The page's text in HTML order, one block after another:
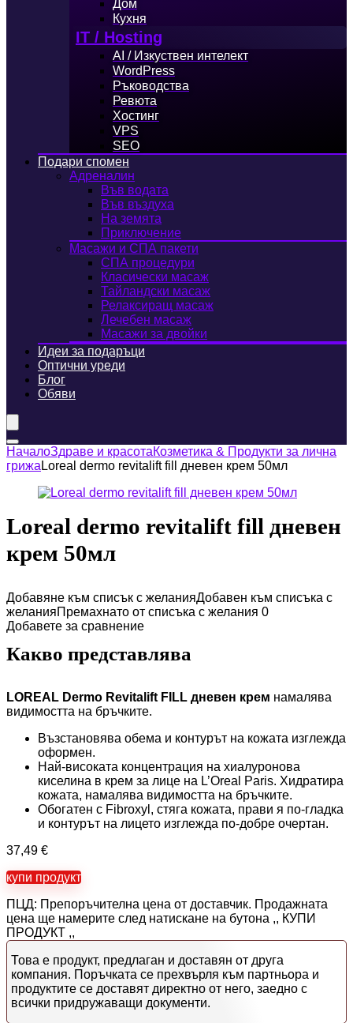
Дом
Кухня
IT / Hosting
AI / Изкуствен интелект
WordPress
Ръководства
Ревюта
Хостинг
VPS
SEO
Подари спомен
Адреналин
Във водата
Във въздуха
На земята
Приключение
Масажи и СПА пакети
СПА процедури
Класически масаж
Тайландски масаж
Релаксиращ масаж
Лечебен масаж
Масажи за двойки
Идеи за подаръци
Оптични уреди
Блог
Обяви
НачалоЗдраве и красотаКозметика & Продукти за лична
грижа Loreal dermo revitalift fill дневен крем 50мл
Loreal dermo revitalift fill дневен
крем 50мл
Добавяне към списък с желанияДобавен към списъка с
желанияПремахнато от списъка с желания 0
Добавете за сравнение
Какво представлява
LOREAL Dermo Revitalift FILL дневен крем намалява
видимостта на бръчките.
Възстановява обема и контурът на кожата изглежда
оформен.
Най-високата концентрация на хиалуронова
киселина в крем за лице на L’Oreal Paris. Хидратира
кожата, намалява видимостта на бръчките.
Обогатен с Fibroxyl, стяга кожата, прави я по-гладка
и контурът на лицето изглежда по-добре очертан.
37,49 €
купи продукт
ПЦД: Препоръчителна цена от доставчик. Продажната
цена ще намерите след натискане на бутона ,, КУПИ
ПРОДУКТ ,,
Това е продукт, предлаган и доставян от друга
компания. Поръчката се прехвърля към партньора и
продуктите се доставят директно от него, заедно с
всички придружаващи документи.